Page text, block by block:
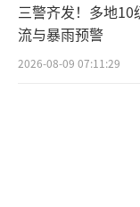
三警齐发！多地
流与暴雨预警
2026-08-09 07:11:29